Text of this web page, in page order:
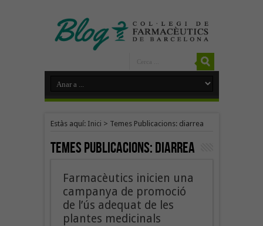
Estàs aquí: Inici > Temes Publicacions: diarrea
Temes Publicacions:diarrea
Farmacèutics inicien una
campanya de promoció
de l’ús adequat de les
plantes medicinals